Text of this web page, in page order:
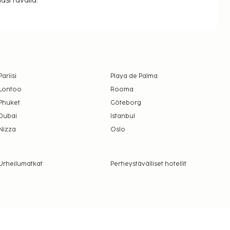
Playa de Palma
Rooma
Göteborg
Istanbul
Oslo
Perheystävälliset hotellit